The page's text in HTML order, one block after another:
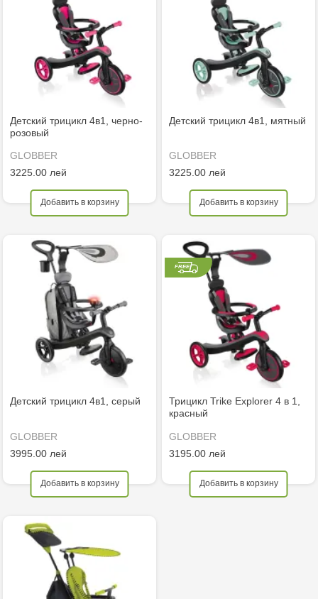
Детский трицикл 4в1, черно-
розовый
GLOBBER
3225.00 лей
Добавить в корзину
Детский трицикл 4в1, мятный
GLOBBER
3225.00 лей
Добавить в корзину
Детский трицикл 4в1, серый
GLOBBER
3995.00 лей
Добавить в корзину
Трицикл Trike Explorer 4 в 1,
красный
GLOBBER
3195.00 лей
Добавить в корзину